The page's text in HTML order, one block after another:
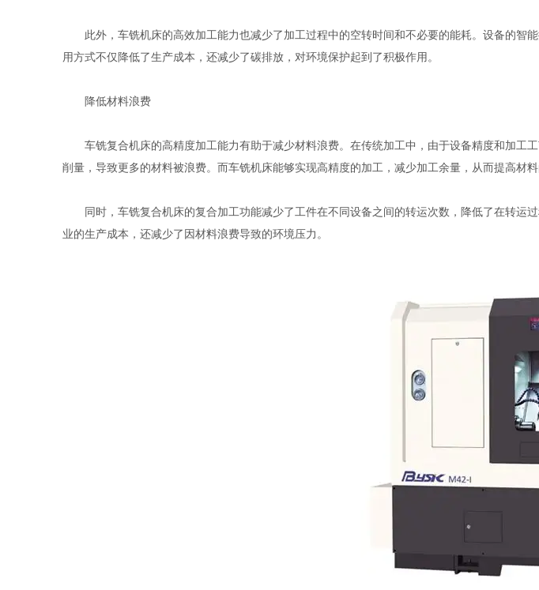
此外，车铣机床的高效加工能力也减少了加工过程中的空转时间和不必要的能耗。设备的智
用方式不仅降低了生产成本，还减少了碳排放，对环境保护起到了积极作用。
降低材料浪费
车铣复合机床的高精度加工能力有助于减少材料浪费。在传统加工中，由于设备精度和加工
削量，导致更多的材料被浪费。而车铣机床能够实现高精度的加工，减少加工余量，从而提高材料
同时，车铣复合机床的复合加工功能减少了工件在不同设备之间的转运次数，降低了在转运
业的生产成本，还减少了因材料浪费导致的环境压力。